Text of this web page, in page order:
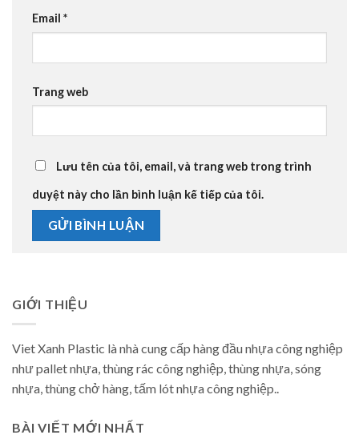
Email *
Trang web
Lưu tên của tôi, email, và trang web trong trình
duyệt này cho lần bình luận kế tiếp của tôi.
GIỚI THIỆU
Viet Xanh Plastic là nhà cung cấp hàng đầu nhựa công nghiệp
như pallet nhựa, thùng rác công nghiệp, thùng nhựa, sóng
nhựa, thùng chở hàng, tấm lót nhựa công nghiệp..
BÀI VIẾT MỚI NHẤT